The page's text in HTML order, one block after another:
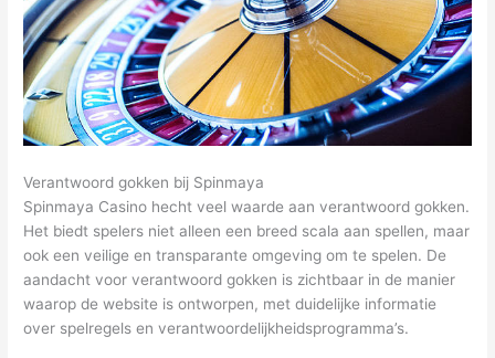
Verantwoord gokken bij Spinmaya
Spinmaya Casino hecht veel waarde aan verantwoord gokken.
Het biedt spelers niet alleen een breed scala aan spellen, maar
ook een veilige en transparante omgeving om te spelen. De
aandacht voor verantwoord gokken is zichtbaar in de manier
waarop de website is ontworpen, met duidelijke informatie
over spelregels en verantwoordelijkheidsprogramma’s.